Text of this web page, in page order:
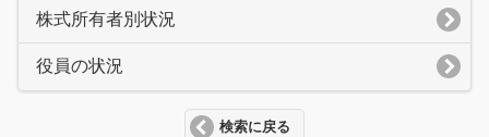
株式所有者別状況
役員の状況
検索に戻る